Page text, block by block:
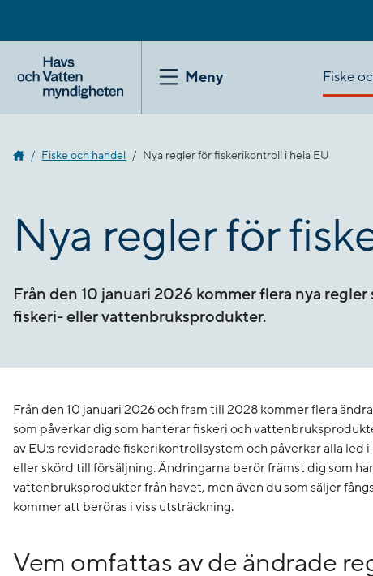
innehåll
Meny Fiske
Fiske och handel Nya regler för fiskerikontroll i hela EU
Nya regler för
Från den 10 januari 2026 kommer flera nya
fiskeri- eller vattenbruksprodukter.
Från den 10 januari 2026 och fram till 2028 kommer flera
som påverkar dig som hanterar fiskeri och
av EU:s reviderade fiskerikontrollsystem och påverkar alla led
eller skörd till försäljning. Ändringarna berör främst dig som
vattenbruksprodukter från havet, men även du som säljer
kommer att beröras i viss utsträckning.
Vem omfattas av de ändrade